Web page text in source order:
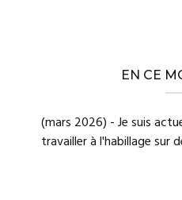
EN CE
(mars 2026) - Je suis
travailler à l'habillage sur